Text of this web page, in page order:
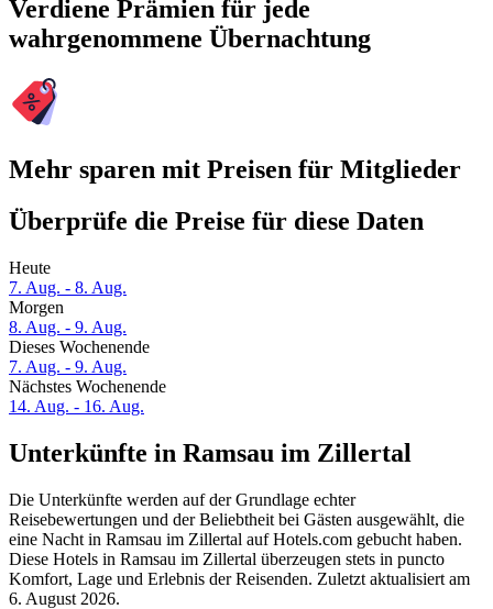
Verdiene Prämien für jede
wahrgenommene Übernachtung
Mehr sparen mit Preisen für Mitglieder
Überprüfe die Preise für diese Daten
Heute
7. Aug. - 8. Aug.
Morgen
8. Aug. - 9. Aug.
Dieses Wochenende
7. Aug. - 9. Aug.
Nächstes Wochenende
14. Aug. - 16. Aug.
Unterkünfte in Ramsau im Zillertal
Die Unterkünfte werden auf der Grundlage echter
Reisebewertungen und der Beliebtheit bei Gästen ausgewählt, die
eine Nacht in Ramsau im Zillertal auf Hotels.com gebucht haben.
Diese Hotels in Ramsau im Zillertal überzeugen stets in puncto
Komfort, Lage und Erlebnis der Reisenden. Zuletzt aktualisiert am
6. August 2026.